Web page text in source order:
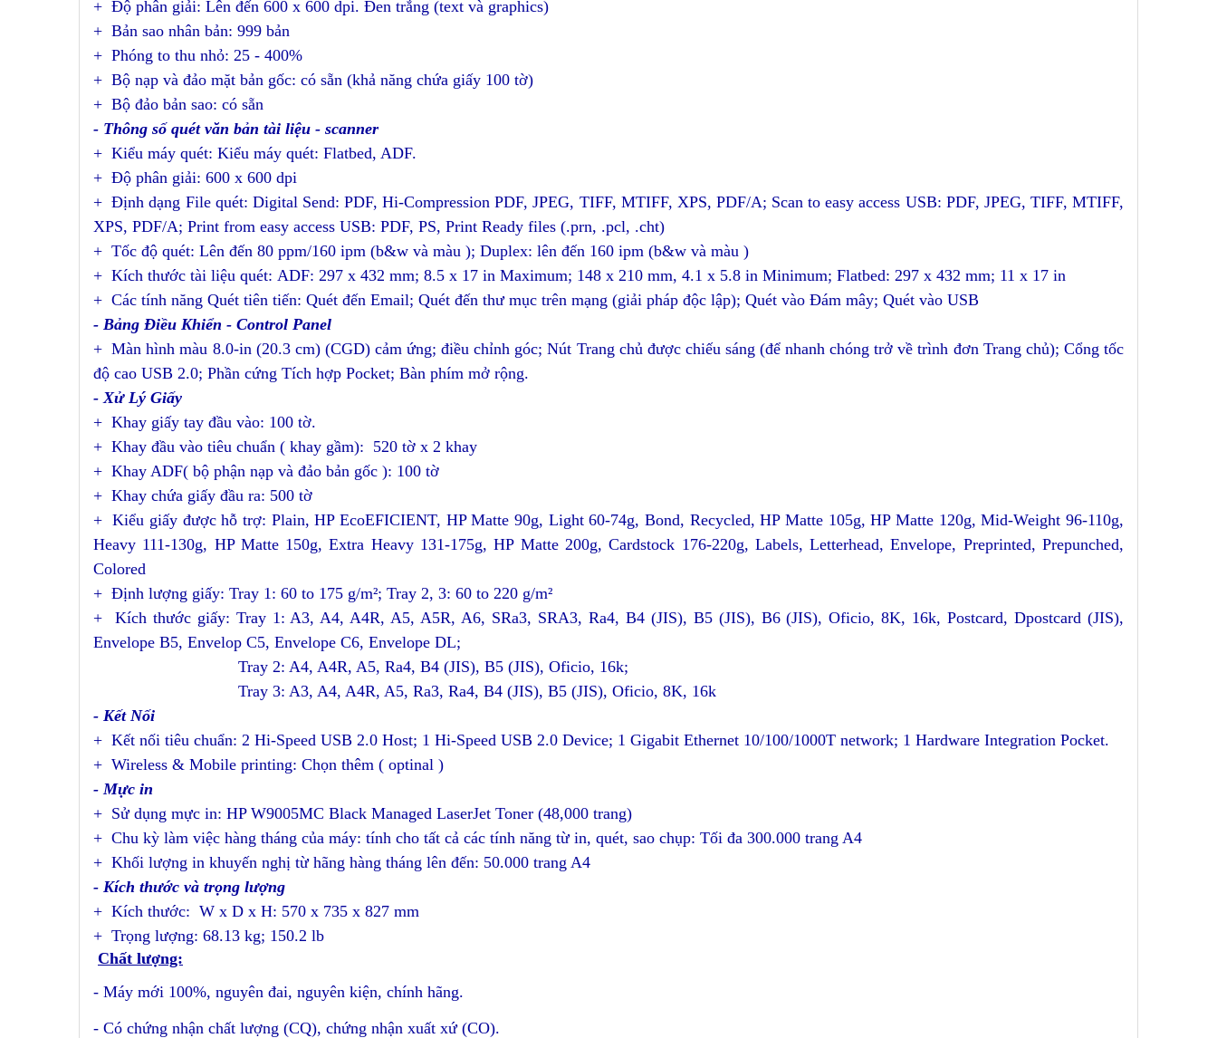
+ Độ phân giải: Lên đến 600 x 600 dpi. Đen trắng (text và graphics)
+ Bản sao nhân bản: 999 bản
+ Phóng to thu nhỏ: 25 - 400%
+ Bộ nạp và đảo mặt bản gốc: có sẵn (khả năng chứa giấy 100 tờ)
+ Bộ đảo bản sao: có sẵn
- Thông số quét văn bản tài liệu - scanner
+ Kiểu máy quét: Kiểu máy quét: Flatbed, ADF.
+ Độ phân giải: 600 x 600 dpi
+ Định dạng File quét: Digital Send: PDF, Hi-Compression PDF, JPEG, TIFF, MTIFF, XPS, PDF/A; Scan to easy access USB: PDF, JPEG, TIFF, MTIFF,
XPS, PDF/A; Print from easy access USB: PDF, PS, Print Ready files (.prn, .pcl, .cht)
+ Tốc độ quét: Lên đến 80 ppm/160 ipm (b&w và màu ); Duplex: lên đến 160 ipm (b&w và màu )
+ Kích thước tài liệu quét: ADF: 297 x 432 mm; 8.5 x 17 in Maximum; 148 x 210 mm, 4.1 x 5.8 in Minimum; Flatbed: 297 x 432 mm; 11 x 17 in
+ Các tính năng Quét tiên tiến: Quét đến Email; Quét đến thư mục trên mạng (giải pháp độc lập); Quét vào Đám mây; Quét vào USB
- Bảng Điều Khiển - Control Panel
+ Màn hình màu 8.0-in (20.3 cm) (CGD) cảm ứng; điều chỉnh góc; Nút Trang chủ được chiếu sáng (để nhanh chóng trở về trình đơn Trang chủ); Cổng tốc
độ cao USB 2.0; Phần cứng Tích hợp Pocket; Bàn phím mở rộng.
- Xử Lý Giấy
+ Khay giấy tay đầu vào: 100 tờ.
+ Khay đầu vào tiêu chuẩn ( khay gầm): 520 tờ x 2 khay
+ Khay ADF( bộ phận nạp và đảo bản gốc ): 100 tờ
+ Khay chứa giấy đầu ra: 500 tờ
+ Kiểu giấy được hỗ trợ: Plain, HP EcoEFICIENT, HP Matte 90g, Light 60-74g, Bond, Recycled, HP Matte 105g, HP Matte 120g, Mid-Weight 96-110g,
Heavy 111-130g, HP Matte 150g, Extra Heavy 131-175g, HP Matte 200g, Cardstock 176-220g, Labels, Letterhead, Envelope, Preprinted, Prepunched,
Colored
+ Định lượng giấy: Tray 1: 60 to 175 g/m²; Tray 2, 3: 60 to 220 g/m²
+ Kích thước giấy: Tray 1: A3, A4, A4R, A5, A5R, A6, SRa3, SRA3, Ra4, B4 (JIS), B5 (JIS), B6 (JIS), Oficio, 8K, 16k, Postcard, Dpostcard (JIS),
Envelope B5, Envelop C5, Envelope C6, Envelope DL;
Tray 2: A4, A4R, A5, Ra4, B4 (JIS), B5 (JIS), Oficio, 16k;
Tray 3: A3, A4, A4R, A5, Ra3, Ra4, B4 (JIS), B5 (JIS), Oficio, 8K, 16k
- Kết Nối
+ Kết nối tiêu chuẩn: 2 Hi-Speed USB 2.0 Host; 1 Hi-Speed USB 2.0 Device; 1 Gigabit Ethernet 10/100/1000T network; 1 Hardware Integration Pocket.
+ Wireless & Mobile printing: Chọn thêm ( optinal )
- Mực in
+ Sử dụng mực in: HP W9005MC Black Managed LaserJet Toner (48,000 trang)
+ Chu kỳ làm việc hàng tháng của máy: tính cho tất cả các tính năng từ in, quét, sao chụp: Tối đa 300.000 trang A4
+ Khối lượng in khuyến nghị từ hãng hàng tháng lên đến: 50.000 trang A4
- Kích thước và trọng lượng
+ Kích thước: W x D x H: 570 x 735 x 827 mm
+ Trọng lượng: 68.13 kg; 150.2 lb
Chất lượng:
- Máy mới 100%, nguyên đai, nguyên kiện, chính hãng.
- Có chứng nhận chất lượng (CQ), chứng nhận xuất xứ (CO).